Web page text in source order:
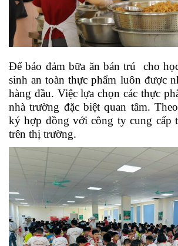
Để bảo đảm bữa ăn bán trú cho
sinh an toàn thực phẩm luôn được
hàng đầu. Việc lựa chọn các thực
nhà trường đặc biệt quan tâm.
ký hợp đồng với công ty cung cấp
trên thị trường.